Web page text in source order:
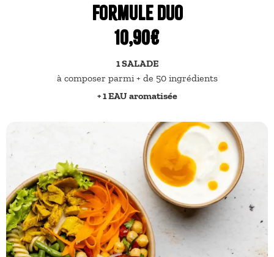
Formule DUO
10,90€
1 SALADE
à composer parmi + de 50 ingrédients
+ 1 EAU aromatisée